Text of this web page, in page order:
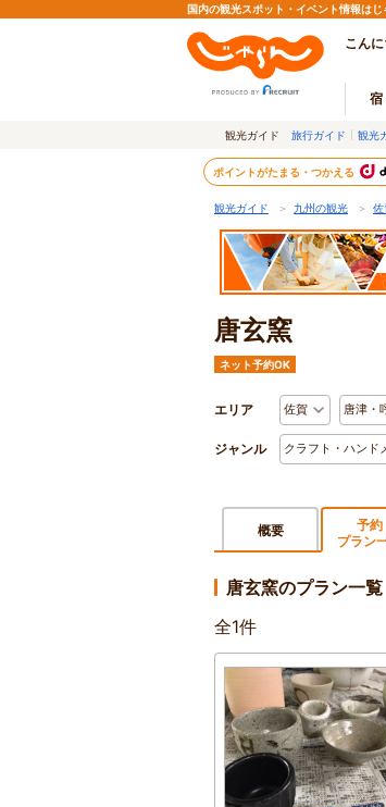
国内の観光スポット・イベント情報は
こん
宿
観光ガイド 旅行ガイド 観光
ポイントがたまる・つかえる
観光ガイド ＞ 九州の観光 ＞ 佐
唐玄窯
ネット予約OK
エリア 佐賀 唐津・
ジャンル クラフト・ハンド
概要
予約
プラン
唐玄窯のプラン一覧
全1件